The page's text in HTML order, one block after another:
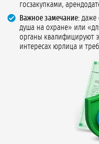
госзакупками,
Важное замечание: даже
душа на охране» или
органы квалифицируют
интересах юрлица и